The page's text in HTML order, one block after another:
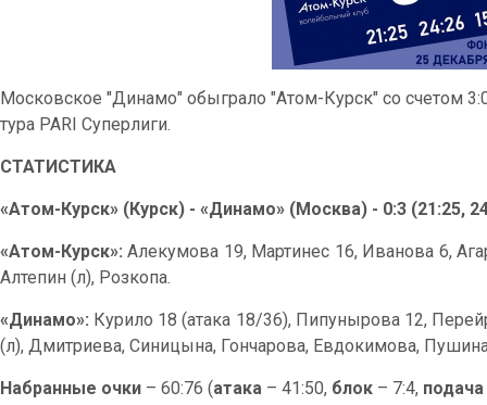
Московское "Динамо" обыграло "Атом-Курск" со счетом
тура PARI Суперлиги.
СТАТИСТИКА
«Атом-Курск» (Курск) - «Динамо» (Москва) - 0:3 (21:25,
«Атом-Курск»:Алекумова 19, Мартинес 16, Иванова 6,
Алтепин (л), Розкопа.
«Динамо»: Курило 18 (атака 18/36), Пипунырова 12,
(л), Дмитриева, Синицына, Гончарова, Евдокимова,
Набранные очки – 60:76 (атака – 41:50, блок – 7:4, подача